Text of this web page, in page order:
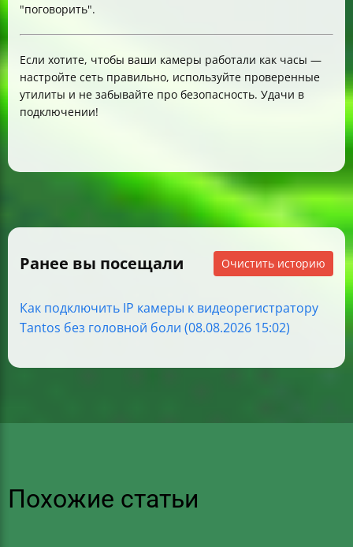
"поговорить".
Если хотите, чтобы ваши камеры работали как часы —
настройте сеть правильно, используйте проверенные
утилиты и не забывайте про безопасность. Удачи в
подключении!
Ранее вы посещали Очистить историю
Как подключить IP камеры к видеорегистратору
Tantos без головной боли (08.08.2026 15:02)
Похожие статьи